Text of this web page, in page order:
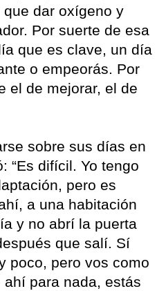
dar oxígeno y
Por suerte de esa
que es clave, un día
o empeorás. Por
el de mejorar, el de
sobre sus días en
“Es difícil. Yo tengo
pero es
a una habitación
y no abrí la puerta
que salí. Sí
poco, pero vos como
para nada, estás